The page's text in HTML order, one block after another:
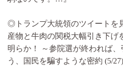
◎トランプ大統領のツイートを
産物と牛肉の関税大幅引き下げ
明らか！ ～参院選が終われば
う、国民を騙すような密約 (5/27)